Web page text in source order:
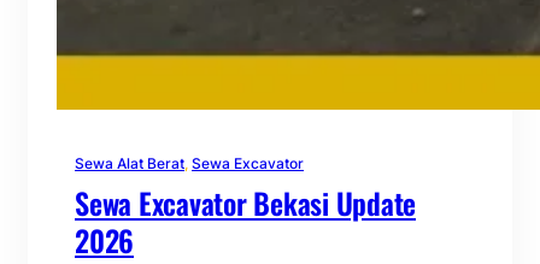
Sewa Alat Berat, Sewa Excavator
Sewa Excavator Bekasi Update
2026